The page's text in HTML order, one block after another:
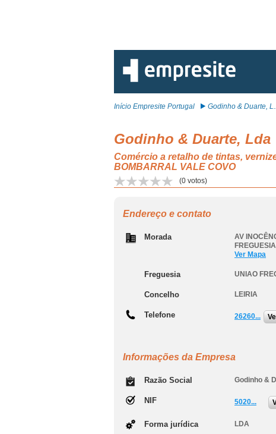
Início Empresite Portugal Godinho & Duarte,
Godinho & Duarte, Lda
Comércio a retalho de tintas,
BOMBARRAL VALE COVO
(0 votos)
Endereço e contato
Morada AV
Ver Mapa
Freguesia UNIAO
Concelho LEIRIA
Telefone 26260...
Informações da Empresa
Razão Social Godinho &
NIF 5020...
Forma jurídica LDA